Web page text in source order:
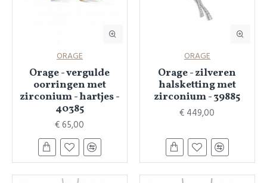
ORAGE
Orage - vergulde
oorringen met
zirconium - hartjes -
40385
€ 65,00
ORAGE
Orage - zilveren
halsketting met
zirconium - 39885
€ 449,00